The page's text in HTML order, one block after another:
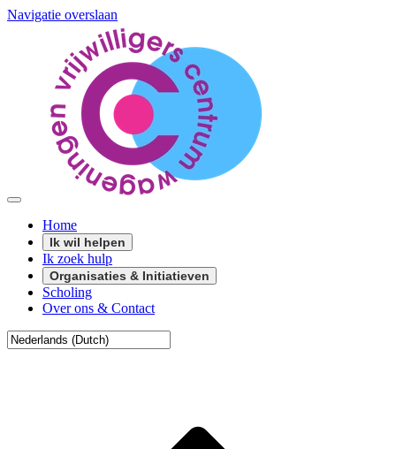
Navigatie overslaan
Home
Ik wil helpen
Ik zoek hulp
Organisaties & Initiatieven
Scholing
Over ons & Contact